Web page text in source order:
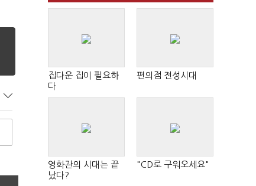
집다운 집이 필요하
다
편의점 전성시대
영화관의 시대는 끝
났다?
"CD로 구워오세요"